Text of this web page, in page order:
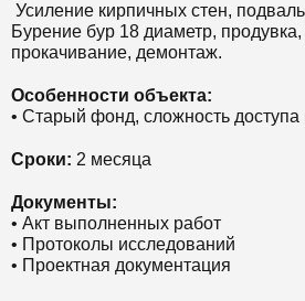
Усиление кирпичных стен,
Бурение бур 18 диаметр, продувка,
прокачивание, демонтаж.
Особенности объекта:
• Старый фонд, сложность доступа
Сроки: 2 месяца
Документы:
• Акт выполненных работ
• Протоколы исследований
• Проектная документация